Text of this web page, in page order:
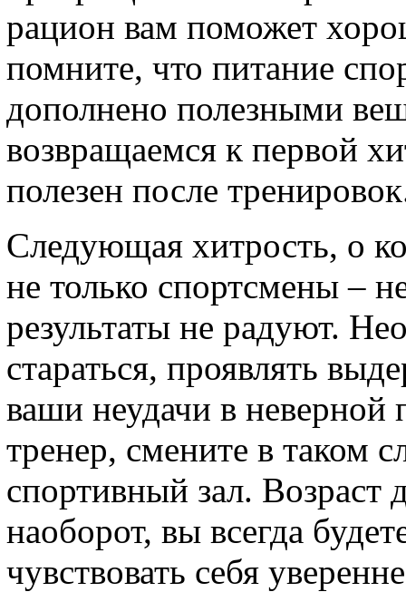
рацион вам поможет
помните, что питание
дополнено полезными
возвращаемся к первой
полезен после
Следующая хитрость, о
не только спортсмены –
результаты не радуют.
стараться, проявлять
ваши неудачи в неверной
тренер, смените в таком
спортивный зал. Возраст
наоборот, вы всегда
чувствовать себя